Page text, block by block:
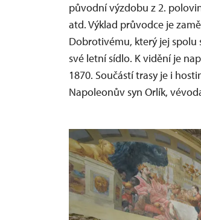
původní výzdobu z 2.
atd. Výklad průvodce je
Dobrotivému, který jej
své letní sídlo. K vidění je
1870. Součástí trasy je i
Napoleonův syn Orlík,